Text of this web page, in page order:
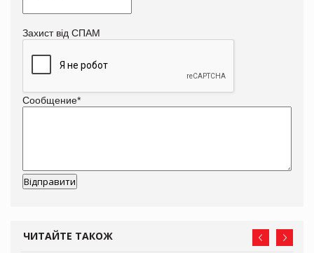
Захист від СПАМ
Сообщение*
ЧИТАЙТЕ ТАКОЖ